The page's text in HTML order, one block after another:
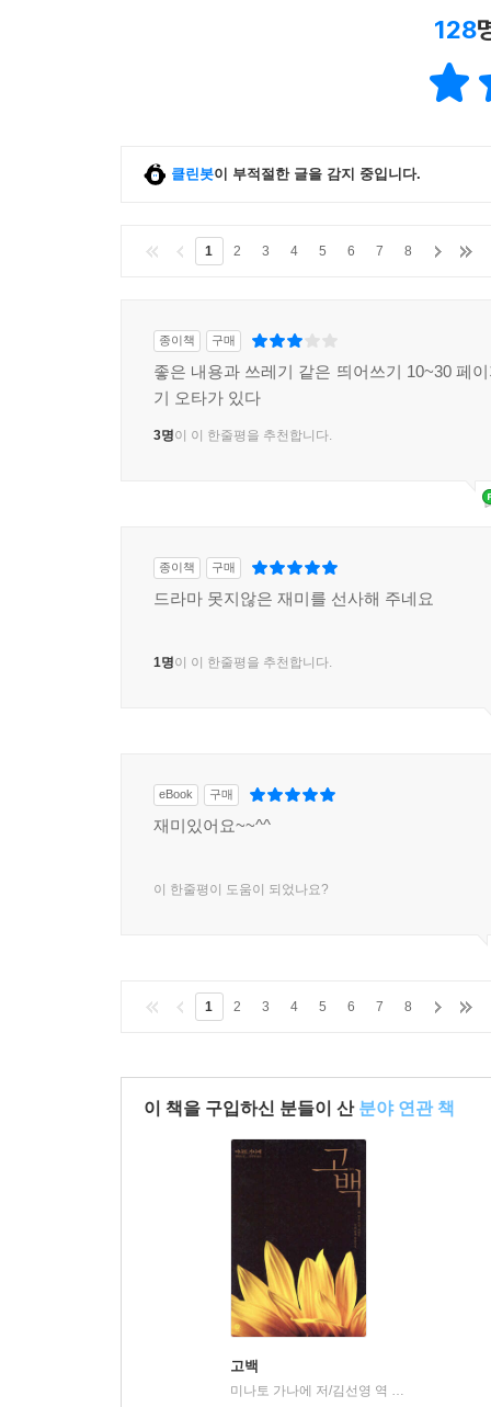
128
클린봇이 부적절한 글을 감지 중입니다.
1 2 3 4 5 6 7 8
종이책 구매
좋은 내용과 쓰레기 같은 띄어쓰기 10~30 페
기 오타가 있다
3명이 이 한줄평을 추천합니다.
종이책 구매
드라마 못지않은 재미를 선사해 주네요
1명이 이 한줄평을 추천합니다.
eBook 구매
재미있어요~~^^
이 한줄평이 도움이 되었나요?
1 2 3 4 5 6 7 8
이 책을 구입하신 분들이 산 분야 연관 책
고백
미나토 가나에 저/김선영 역 | 비채